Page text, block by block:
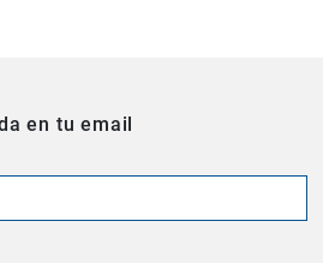
en tu email